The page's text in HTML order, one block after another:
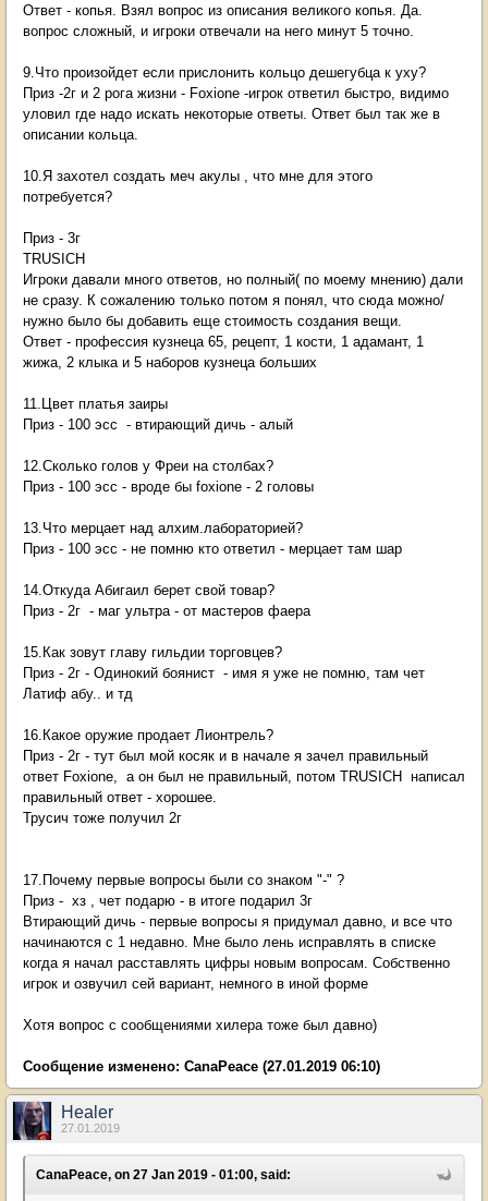
Ответ - копья. Взял вопрос из описания великого копья. Да.
вопрос сложный, и игроки отвечали на него минут 5 точно.
9.Что произойдет если прислонить кольцо дешегубца к уху?
Приз -2г и 2 рога жизни - Foxione -игрок ответил быстро, видимо
уловил где надо искать некоторые ответы. Ответ был так же в
описании кольца.
10.Я захотел создать меч акулы , что мне для этого
потребуется?
Приз - 3г
TRUSICH
Игроки давали много ответов, но полный( по моему мнению) дали
не сразу. К сожалению только потом я понял, что сюда можно/
нужно было бы добавить еще стоимость создания вещи.
Ответ - профессия кузнеца 65, рецепт, 1 кости, 1 адамант, 1
жижа, 2 клыка и 5 наборов кузнеца больших
11.Цвет платья заиры
Приз - 100 эсс - втирающий дичь - алый
12.Сколько голов у Фреи на столбах?
Приз - 100 эсс - вроде бы foxione - 2 головы
13.Что мерцает над алхим.лабораторией?
Приз - 100 эсс - не помню кто ответил - мерцает там шар
14.Откуда Абигаил берет свой товар?
Приз - 2г - маг ультра - от мастеров фаера
15.Как зовут главу гильдии торговцев?
Приз - 2г - Одинокий боянист - имя я уже не помню, там чет
Латиф абу.. и тд
16.Какое оружие продает Лионтрель?
Приз - 2г - тут был мой косяк и в начале я зачел правильный
ответ Foxione, а он был не правильный, потом TRUSICH написал
правильный ответ - хорошее.
Трусич тоже получил 2г
17.Почему первые вопросы были со знаком "-" ?
Приз - хз , чет подарю - в итоге подарил 3г
Втирающий дичь - первые вопросы я придумал давно, и все что
начинаются с 1 недавно. Мне было лень исправлять в списке
когда я начал расставлять цифры новым вопросам. Собственно
игрок и озвучил сей вариант, немного в иной форме
Хотя вопрос с сообщениями хилера тоже был давно)
Сообщение изменено: CanaPeace (27.01.2019 06:10)
Healer
27.01.2019
CanaPeace, on 27 Jan 2019 - 01:00, said: